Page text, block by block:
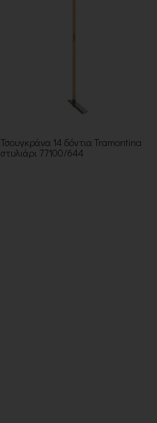
Τσουγκράνα 14 δόντια Tramontina
στυλιάρι 77100/644